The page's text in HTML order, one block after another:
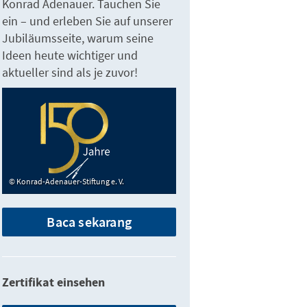
Konrad Adenauer. Tauchen Sie
ein – und erleben Sie auf unserer
Jubiläumsseite, warum seine
Ideen heute wichtiger und
aktueller sind als je zuvor!
Konrad-Adenauer-Stiftung e. V.
Baca sekarang
Zertifikat einsehen